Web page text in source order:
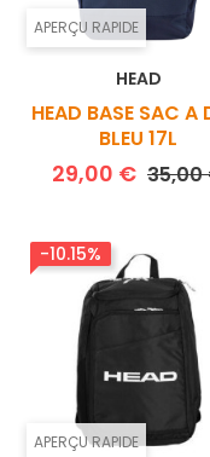
APERÇU RAPIDE
HEAD
HEAD BASE SAC A
BLEU 17L
29,00 € Prix
35,00
APERÇU RAPIDE
-10.15%